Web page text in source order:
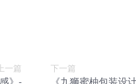
上一篇
》-
下一篇
《九狮蜜柚包装设